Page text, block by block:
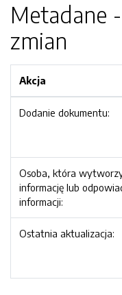
Metadane
zmian
Akcja
Dodanie dokumentu:
Osoba, która
informację lub
informacji:
Ostatnia aktualizacja: